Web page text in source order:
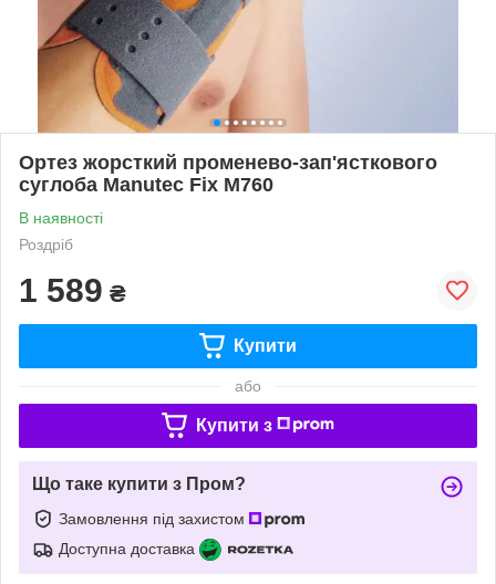
Ортез жорсткий променево-зап'ясткового
суглоба Manutec Fix M760
В наявності
Роздріб
1 589 ₴
Купити
або
Купити з
Що таке купити з Пром?
Замовлення під захистом
Доступна доставка